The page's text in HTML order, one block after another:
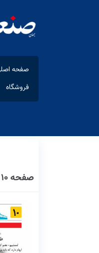
صفحه
فروشگاه
صفحه ۱۰ – ۲۵ آبان ۱۳۹۸